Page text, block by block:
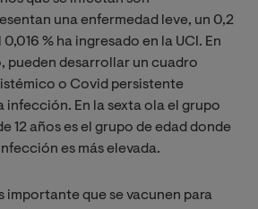
una enfermedad leve, un 0,2
% ha ingresado en la UCI. En
pueden desarrollar un cuadro
o Covid persistente
infección. En la sexta ola el grupo
12 años es el grupo de edad donde
es más elevada.
importante que se vacunen para